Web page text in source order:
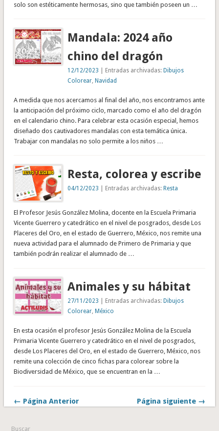
solo son estéticamente hermosas, sino que también poseen un …
Mandala: 2024 año
chino del dragón
12/12/2023 | Entradas archivadas:Dibujos
Colorear ,Navidad
A medida que nos acercamos al final del año, nos encontramos ante
la anticipación del próximo ciclo, marcado como el año del dragón
en el calendario chino. Para celebrar esta ocasión especial, hemos
diseñado dos cautivadores mandalas con esta temática única.
Trabajar con mandalas no solo permite a los niños …
Resta, colorea y escribe
04/12/2023 | Entradas archivadas:Resta
El Profesor Jesús González Molina, docente en la Escuela Primaria
Vicente Guerrero y catedrático en el nivel de posgrados, desde Los
Placeres del Oro, en el estado de Guerrero, México, nos remite una
nueva actividad para el alumnado de Primero de Primaria y que
también podrán realizar el alumnado de …
Animales y su hábitat
27/11/2023 | Entradas archivadas: Dibujos
Colorear, México
En esta ocasión el profesor Jesús González Molina de la Escuela
Primaria Vicente Guerrero y catedrático en el nivel de posgrados,
desde Los Placeres del Oro, en el estado de Guerrero, México, nos
remite una colección de cinco fichas para colorear sobre la
Biodiversidad de México, que se encuentran en la …
← Página Anterior Página siguiente →
Buscar